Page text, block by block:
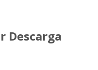
Descarga